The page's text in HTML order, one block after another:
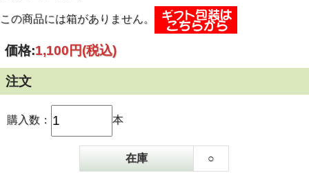
この商品には箱がありません。
価格:1,100円(税込)
注文
購入数： 本
在庫 ○